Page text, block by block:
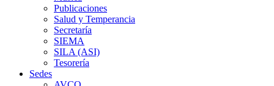
Publicaciones
Salud y Temperancia
Secretaría
SIEMA
SILA (ASI)
Tesorería
Sedes